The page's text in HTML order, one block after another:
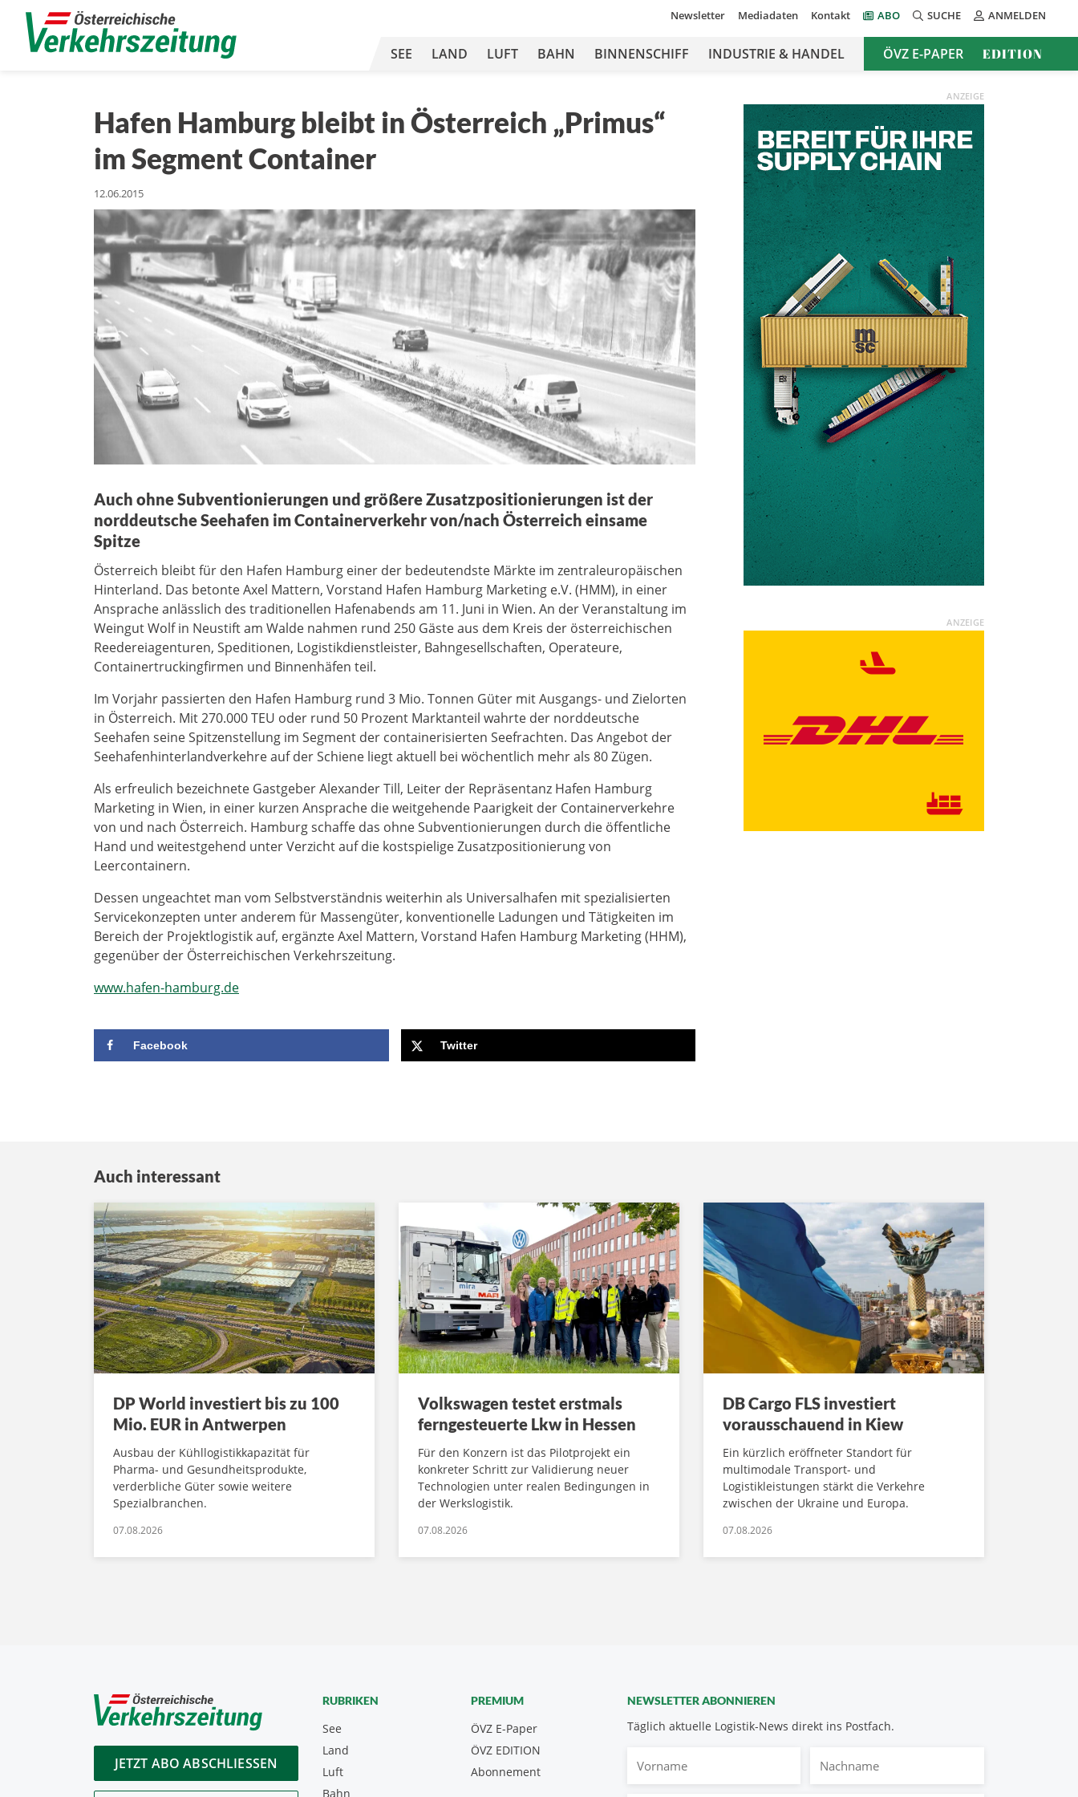
Newsletter Mediadaten Kontakt ABO SUCHE ANMELDEN
SEE LAND LUFT BAHN BINNENSCHIFF INDUSTRIE & HANDEL ÖVZ E-PAPER EDITION
Hafen Hamburg bleibt in Österreich „Primus“
im Segment Container
12.06.2015
Auch ohne Subventionierungen und größere Zusatzpositionierungen ist der
norddeutsche Seehafen im Containerverkehr von/nach Österreich einsame
Spitze
Österreich bleibt für den Hafen Hamburg einer der bedeutendste Märkte im zentraleuropäischen
Hinterland. Das betonte Axel Mattern, Vorstand Hafen Hamburg Marketing e.V. (HMM), in einer
Ansprache anlässlich des traditionellen Hafenabends am 11. Juni in Wien. An der Veranstaltung im
Weingut Wolf in Neustift am Walde nahmen rund 250 Gäste aus dem Kreis der österreichischen
Reedereiagenturen, Speditionen, Logistikdienstleister, Bahngesellschaften, Operateure,
Containertruckingfirmen und Binnenhäfen teil.
Im Vorjahr passierten den Hafen Hamburg rund 3 Mio. Tonnen Güter mit Ausgangs- und Zielorten
in Österreich. Mit 270.000 TEU oder rund 50 Prozent Marktanteil wahrte der norddeutsche
Seehafen seine Spitzenstellung im Segment der containerisierten Seefrachten. Das Angebot der
Seehafenhinterlandverkehre auf der Schiene liegt aktuell bei wöchentlich mehr als 80 Zügen.
Als erfreulich bezeichnete Gastgeber Alexander Till, Leiter der Repräsentanz Hafen Hamburg
Marketing in Wien, in einer kurzen Ansprache die weitgehende Paarigkeit der Containerverkehre
von und nach Österreich. Hamburg schaffe das ohne Subventionierungen durch die öffentliche
Hand und weitestgehend unter Verzicht auf die kostspielige Zusatzpositionierung von
Leercontainern.
Dessen ungeachtet man vom Selbstverständnis weiterhin als Universalhafen mit spezialisierten
Servicekonzepten unter anderem für Massengüter, konventionelle Ladungen und Tätigkeiten im
Bereich der Projektlogistik auf, ergänzte Axel Mattern, Vorstand Hafen Hamburg Marketing (HHM),
gegenüber der Österreichischen Verkehrszeitung.
www.hafen-hamburg.de
Facebook Twitter
ANZEIGE
ANZEIGE
Auch interessant
DP World investiert bis zu 100
Mio. EUR in Antwerpen
Ausbau der Kühllogistikkapazität für
Pharma- und Gesundheitsprodukte,
verderbliche Güter sowie weitere
Spezialbranchen.
07.08.2026
Volkswagen testet erstmals
ferngesteuerte Lkw in Hessen
Für den Konzern ist das Pilotprojekt ein
konkreter Schritt zur Validierung neuer
Technologien unter realen Bedingungen in
der Werkslogistik.
07.08.2026
DB Cargo FLS investiert
vorausschauend in Kiew
Ein kürzlich eröffneter Standort für
multimodale Transport- und
Logistikleistungen stärkt die Verkehre
zwischen der Ukraine und Europa.
07.08.2026
JETZT ABO ABSCHLIESSEN
NEWSLETTER ABONNIEREN
Täglich aktuelle Logistik-News direkt ins Postfach.
RUBRIKEN
See
Land
Luft
Bahn
PREMIUM
ÖVZ E-Paper
Abonnement
ÖVZ EDITION